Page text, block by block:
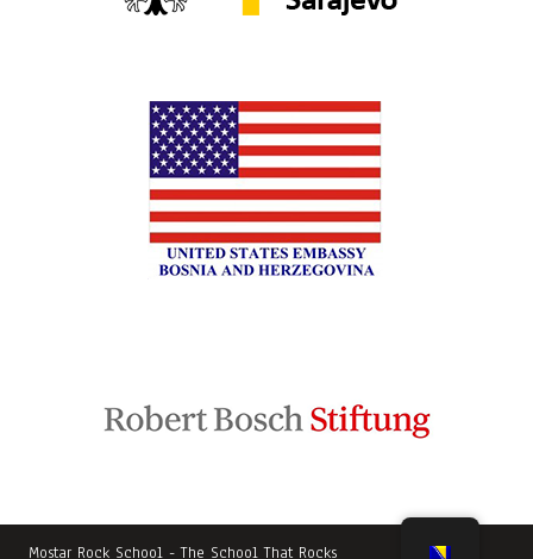
Mostar Rock School - The School That Rocks